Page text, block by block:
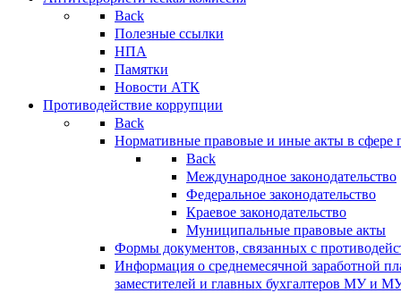
Back
Полезные ссылки
НПА
Памятки
Новости АТК
Противодействие коррупции
Back
Нормативные правовые и иные акты в сфере
Back
Международное законодательство
Федеральное законодательство
Краевое законодательство
Муниципальные правовые акты
Формы документов, связанных с
Информация о среднемесячной заработной
заместителей и главных бухгалтеров МУ и